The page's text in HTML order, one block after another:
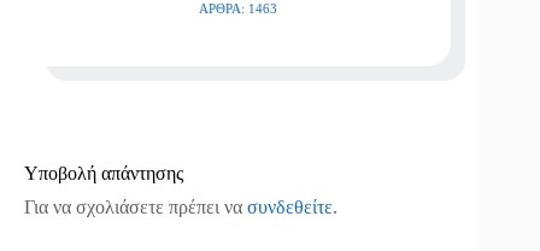
ΆΡΘΡΑ: 1463
Υποβολή απάντησης
Για να σχολιάσετε πρέπει να συνδεθείτε.